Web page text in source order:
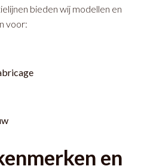
bieden wij modellen en
voor:
en